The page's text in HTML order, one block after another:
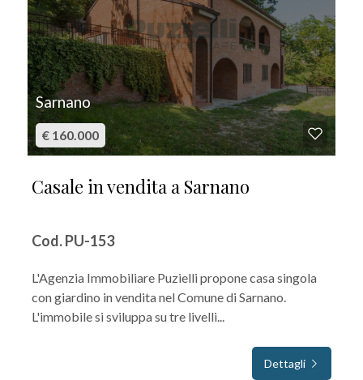
Sarnano
€ 160.000
Casale in vendita a Sarnano
Cod. PU-153
L'Agenzia Immobiliare Puzielli propone casa singola
con giardino in vendita nel Comune di Sarnano.
L'immobile si sviluppa su tre livelli...
Dettagli